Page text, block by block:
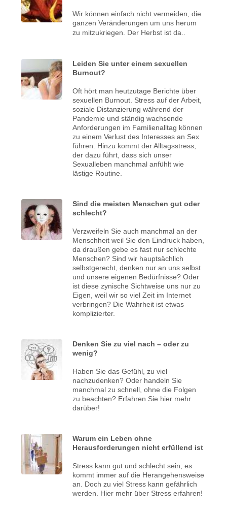
Wir können einfach nicht vermeiden, die
ganzen Veränderungen um uns herum
zu mitzukriegen. Der Herbst ist da..
Leiden Sie unter einem sexuellen
Burnout?
Oft hört man heutzutage Berichte über
sexuellen Burnout. Stress auf der Arbeit,
soziale Distanzierung während der
Pandemie und ständig wachsende
Anforderungen im Familienalltag können
zu einem Verlust des Interesses an Sex
führen. Hinzu kommt der Alltagsstress,
der dazu führt, dass sich unser
Sexualleben manchmal anfühlt wie
lästige Routine.
Sind die meisten Menschen gut oder
schlecht?
Verzweifeln Sie auch manchmal an der
Menschheit weil Sie den Eindruck haben,
da draußen gebe es fast nur schlechte
Menschen? Sind wir hauptsächlich
selbstgerecht, denken nur an uns selbst
und unsere eigenen Bedürfnisse? Oder
ist diese zynische Sichtweise uns nur zu
Eigen, weil wir so viel Zeit im Internet
verbringen? Die Wahrheit ist etwas
komplizierter.
Denken Sie zu viel nach – oder zu
wenig?
Haben Sie das Gefühl, zu viel
nachzudenken? Oder handeln Sie
manchmal zu schnell, ohne die Folgen
zu beachten? Erfahren Sie hier mehr
darüber!
Warum ein Leben ohne
Herausforderungen nicht erfüllend ist
Stress kann gut und schlecht sein, es
kommt immer auf die Herangehensweise
an. Doch zu viel Stress kann gefährlich
werden. Hier mehr über Stress erfahren!